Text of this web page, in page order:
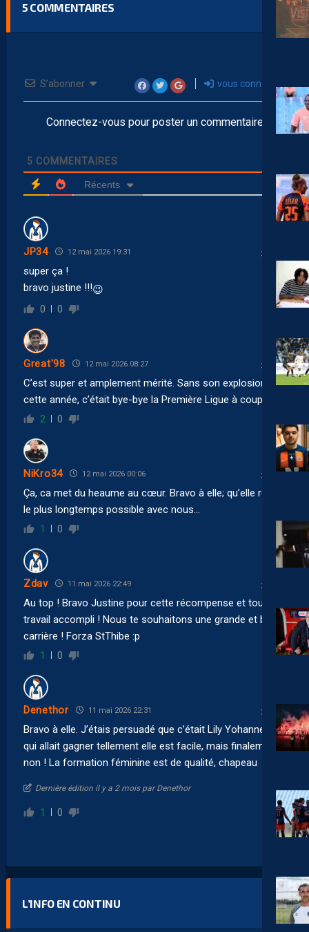
5 COMMENTAIRES
S’abonner vous connecter
Connectez-vous pour poster un commentaire
5 COMMENTAIRES
Récents
JP34 12 mai 2026 19:31
super ça !
bravo justine !!!😉
0 0
Great'98 12 mai 2026 08:27
C’est super et amplement mérité. Sans son explosion
cette année, c’était bye-bye la Première Ligue à coup sûr.
2 0
NiKro34 12 mai 2026 00:06
Ça, ca met du heaume au cœur. Bravo à elle; qu’elle reste
le plus longtemps possible avec nous…
1 0
Zdav 11 mai 2026 22:49
Au top ! Bravo Justine pour cette récompense et tout le
travail accompli ! Nous te souhaitons une grande et belle
carrière ! Forza StThibe :p
1 0
Denethor 11 mai 2026 22:31
Bravo à elle. J’étais persuadé que c’était Lily Yohannes
qui allait gagner tellement elle est facile, mais finalement
non ! La formation féminine est de qualité, chapeau
Dernière édition il y a 2 mois par Denethor
1 0
L’INFO EN CONTINU